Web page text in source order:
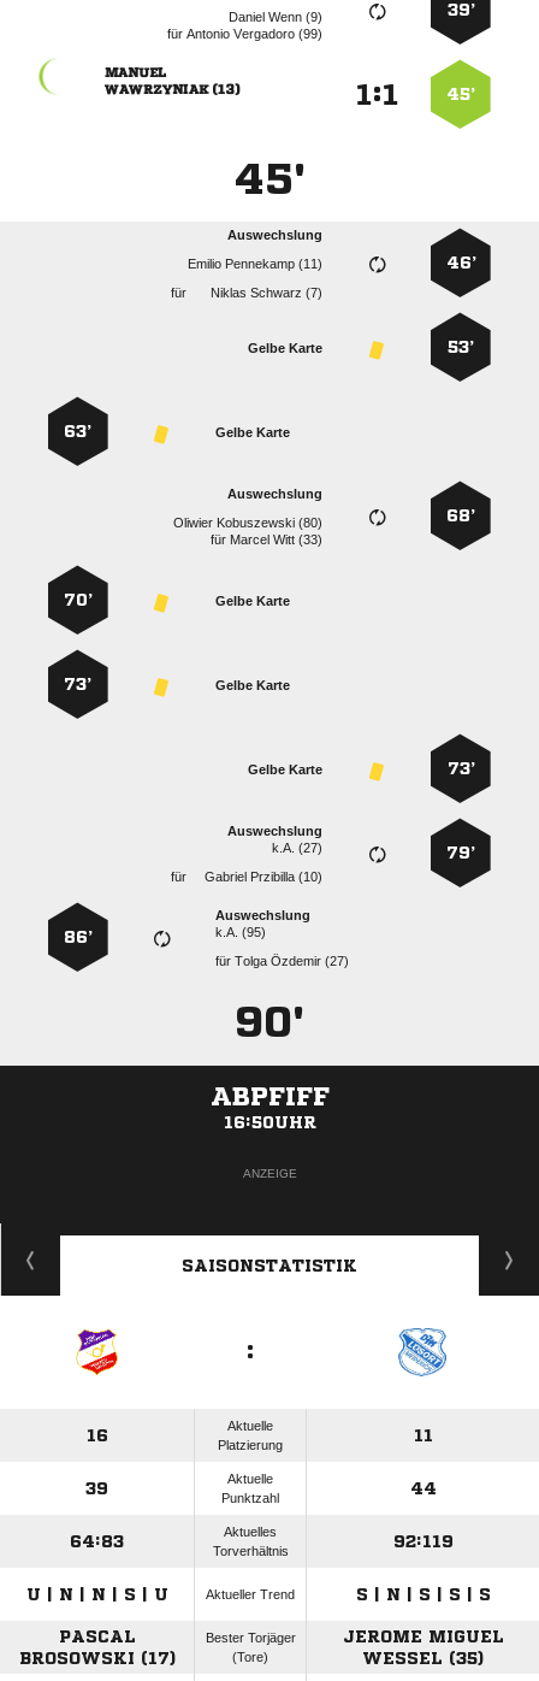
39’
  
für  
45’
:

 
45'
46’
Auswechslung
  
für
  
53’
Gelbe Karte
Gelbe Karte
63’
68’
Auswechslung
  
für   
Gelbe Karte
70’
Gelbe Karte
73’
73’
Gelbe Karte
79’
Auswechslung
k.A. (27)
für
  
Auswechslung
k.A. (95)
für  
86’
90'
ABPFIFF
16:50UHR
ANZEIGE
SAISONSTATISTIK
:
16
Aktuelle
Platzierung
11
39
Aktuelle
Punktzahl
44
64:83
Aktuelles
Torverhältnis
92:119
U | N | N | S | U Aktueller Trend S | N | S | S | S
PASCAL
BROSOWSKI (17)
Bester Torjäger
(Tore)
JEROME MIGUEL
WESSEL (35)